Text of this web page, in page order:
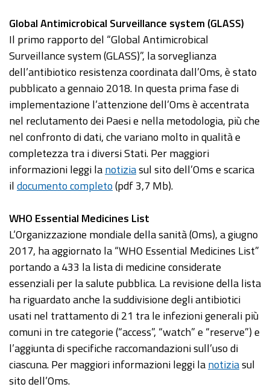
Global Antimicrobical Surveillance system (GLASS)
Il primo rapporto del “Global Antimicrobical
Surveillance system (GLASS)”, la sorveglianza
dell’antibiotico resistenza coordinata dall’Oms, è stato
pubblicato a gennaio 2018. In questa prima fase di
implementazione l’attenzione dell’Oms è accentrata
nel reclutamento dei Paesi e nella metodologia, più che
nel confronto di dati, che variano molto in qualità e
completezza tra i diversi Stati. Per maggiori
informazioni leggi lanotiziasul sito dell’Oms e scarica
ildocumento completo(pdf 3,7 Mb).
WHO Essential Medicines List
L’Organizzazione mondiale della sanità (Oms), a giugno
2017, ha aggiornato la “WHO Essential Medicines List”
portando a 433 la lista di medicine considerate
essenziali per la salute pubblica. La revisione della lista
ha riguardato anche la suddivisione degli antibiotici
usati nel trattamento di 21 tra le infezioni generali più
comuni in tre categorie (“access”, “watch” e “reserve”) e
l’aggiunta di specifiche raccomandazioni sull’uso di
ciascuna. Per maggiori informazioni leggi lanotiziasul
sito dell’Oms.